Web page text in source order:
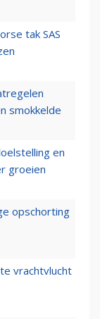
tak SAS
smokkelde
en
groeien
opschorting
vrachtvlucht